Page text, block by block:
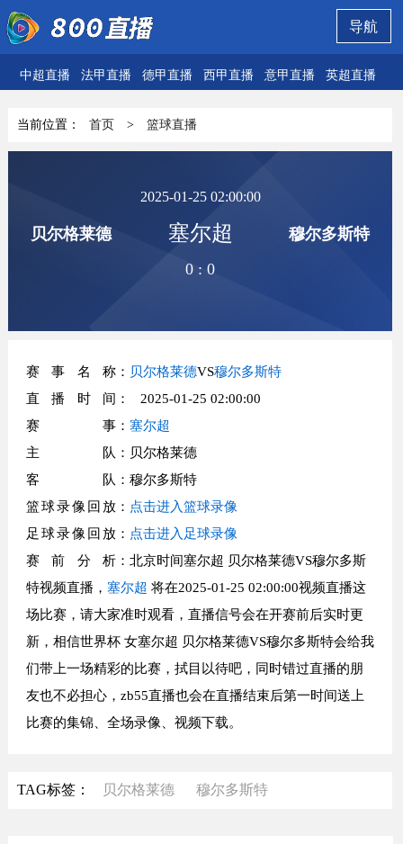
导航
中超直播 法甲直播 德甲直播 西甲直播 意甲直播 英超直播
当前位置： 首页 > 篮球直播
贝尔格莱德
2025-01-25 02:00:00
塞尔超
0 :0
穆尔多斯特
赛事名称： 贝尔格莱德VS穆尔多斯特
直播时间 ： 2025-01-25 02:00:00
赛事： 塞尔超
主队 ：贝尔格莱德
客队 ：穆尔多斯特
篮球录像回放： 点击进入篮球录像
足球录像回放： 点击进入足球录像
赛前分析：北京时间塞尔超 贝尔格莱德VS穆尔多斯
特视频直播， 塞尔超 将在2025-01-25 02:00:00视频直播这
场比赛，请大家准时观看，直播信号会在开赛前后实时更
新，相信世界杯 女塞尔超 贝尔格莱德VS穆尔多斯特会给我
们带上一场精彩的比赛，拭目以待吧，同时错过直播的朋
友也不必担心，zb55直播也会在直播结束后第一时间送上
比赛的集锦、全场录像、视频下载。
TAG标签： 贝尔格莱德 穆尔多斯特